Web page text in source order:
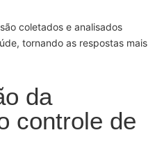
coletados e analisados
tornando as respostas mais
da
controle de